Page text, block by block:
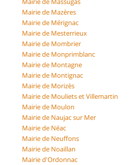
Mairie de Mazères
Mairie de Mérignac
Mairie de Mesterrieux
Mairie de Mombrier
Mairie de Monprimblanc
Mairie de Montagne
Mairie de Montignac
Mairie de Morizès
Mairie de Mouliets et Villemartin
Mairie de Moulon
Mairie de Naujac sur Mer
Mairie de Néac
Mairie de Neuffons
Mairie de Noaillan
Mairie d'Ordonnac